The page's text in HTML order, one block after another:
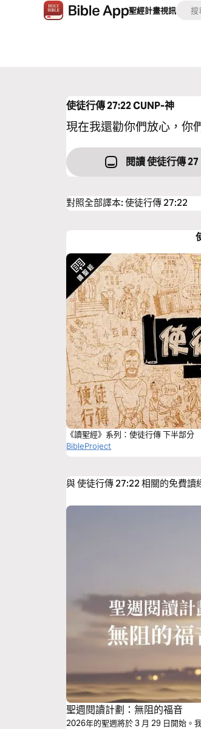
聖經計畫視訊
使徒行傳 27:22CUNP-神
現在我還勸你們放心，你
閱讀 使徒行傳 27
對照全部譯本:使徒行傳 27:22
《讀聖經》系列：使徒行傳 下半部分
BibleProject
與 使徒行傳 27:22 相關的免費讀
聖週閱讀計劃：無阻的福音
2026年的聖週將於 3 月 29 日開始。